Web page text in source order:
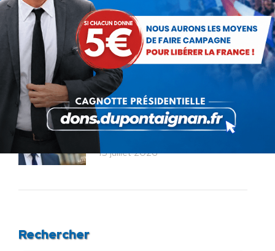
Bac de français : quand la
liberté pédagogique devient
abandon culturel
18 juillet 2026
La France au seuil d’un
engrenage stratégique ?
15 juillet 2026
Rechercher